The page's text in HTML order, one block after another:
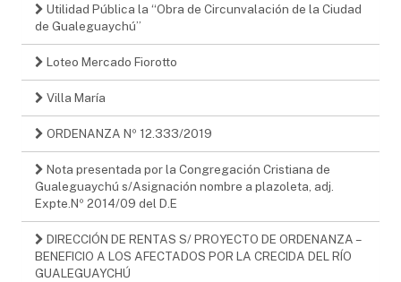
Utilidad Pública la “Obra de Circunvalación de la Ciudad
de Gualeguaychú”
Loteo Mercado Fiorotto
Villa María
ORDENANZA Nº 12.333/2019
Nota presentada por la Congregación Cristiana de
Gualeguaychú s/Asignación nombre a plazoleta, adj.
Expte.Nº 2014/09 del D.E
DIRECCIÓN DE RENTAS S/ PROYECTO DE ORDENANZA –
BENEFICIO A LOS AFECTADOS POR LA CRECIDA DEL RÍO
GUALEGUAYCHÚ